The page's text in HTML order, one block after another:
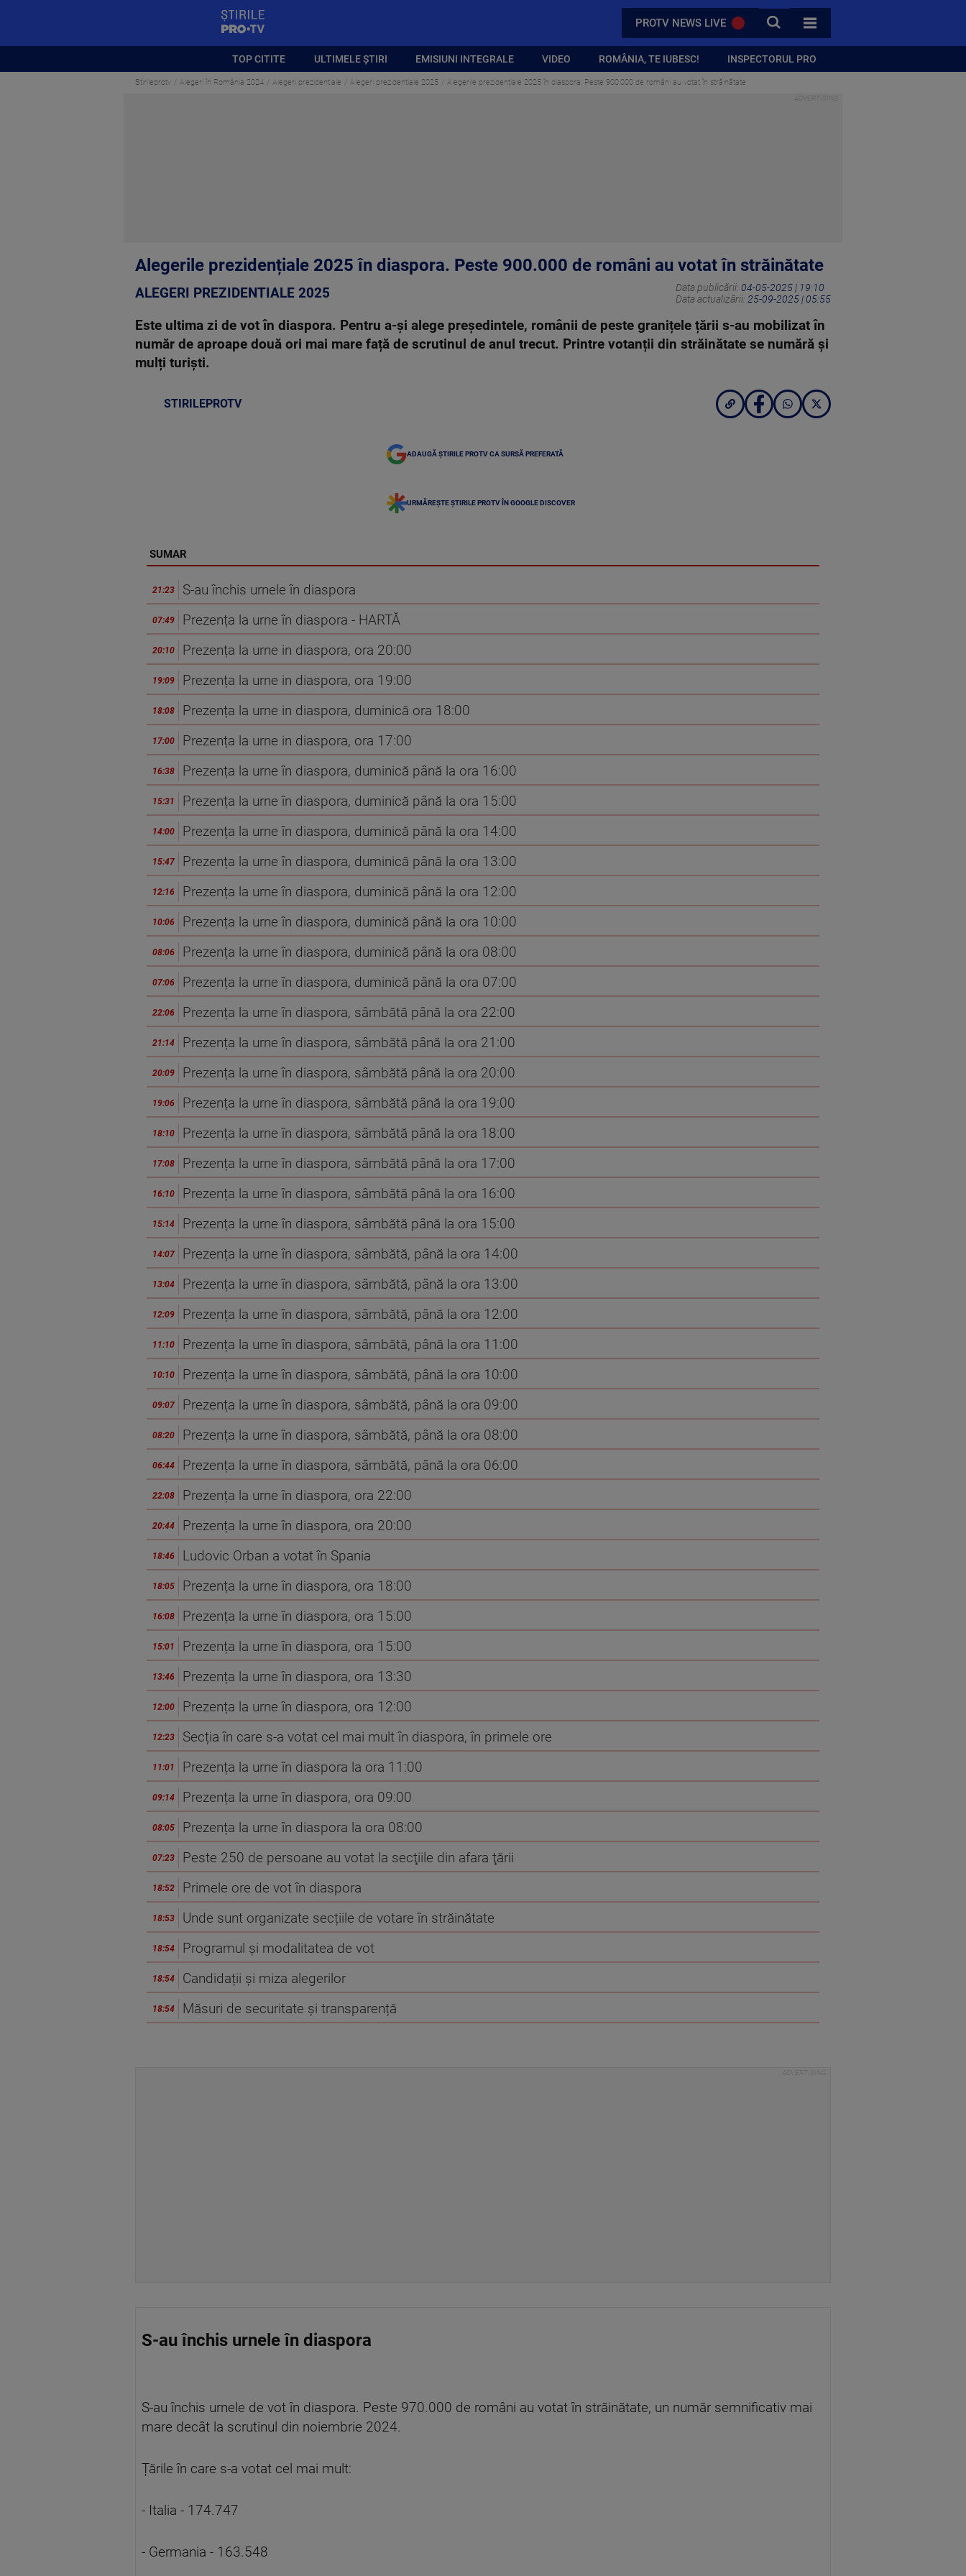
PROTV NEWS LIVE CAUTA
TOATE CATEGORIILE
TOP CITITE ULTIMELE ȘTIRI EMISIUNI INTEGRALE VIDEO ROMÂNIA, TE IUBESC! INSPECTORUL PRO
Stirileprotv Alegeri în România 2024 Alegeri prezidentiale Alegeri prezidentiale 2025 Alegerile prezidențiale 2025 în diaspora. Peste 900.000 de români au votat în străinătate
Alegerile prezidențiale 2025 în diaspora. Peste 900.000 de români au votat în străinătate
ALEGERI PREZIDENTIALE 2025 Data publicării: 04-05-2025 | 19:10
Data actualizării: 25-09-2025 | 05:55
Este ultima zi de vot în diaspora. Pentru a-și alege președintele, românii de peste granițele țării s-au mobilizat în
număr de aproape două ori mai mare față de scrutinul de anul trecut. Printre votanții din străinătate se numără și
mulți turiști.
STIRILEPROTV
ADAUGĂ ȘTIRILE PROTV CA SURSĂ PREFERATĂ
URMĂREȘTE ȘTIRILE PROTV ÎN GOOGLE DISCOVER
S-au închis urnele în diaspora
S-au închis urnele de vot în diaspora. Peste 970.000 de români au votat în străinătate, un număr semnificativ mai
mare decât la scrutinul din noiembrie 2024.
Țările în care s-a votat cel mai mult:
- Italia - 174.747
- Germania - 163.548
SUMAR
21:23 S-au închis urnele în diaspora
07:49 Prezența la urne în diaspora - HARTĂ
20:10 Prezența la urne in diaspora, ora 20:00
19:09 Prezența la urne in diaspora, ora 19:00
18:08 Prezența la urne in diaspora, duminică ora 18:00
17:00 Prezența la urne in diaspora, ora 17:00
16:38 Prezența la urne în diaspora, duminică până la ora 16:00
15:31 Prezența la urne în diaspora, duminică până la ora 15:00
14:00 Prezența la urne în diaspora, duminică până la ora 14:00
15:47 Prezența la urne în diaspora, duminică până la ora 13:00
12:16 Prezența la urne în diaspora, duminică până la ora 12:00
10:06 Prezența la urne în diaspora, duminică până la ora 10:00
08:06 Prezența la urne în diaspora, duminică până la ora 08:00
07:06 Prezența la urne în diaspora, duminică până la ora 07:00
22:06 Prezența la urne în diaspora, sâmbătă până la ora 22:00
21:14 Prezența la urne în diaspora, sâmbătă până la ora 21:00
20:09 Prezența la urne în diaspora, sâmbătă până la ora 20:00
19:06 Prezența la urne în diaspora, sâmbătă până la ora 19:00
18:10 Prezența la urne în diaspora, sâmbătă până la ora 18:00
17:08 Prezența la urne în diaspora, sâmbătă până la ora 17:00
16:10 Prezența la urne în diaspora, sâmbătă până la ora 16:00
15:14 Prezența la urne în diaspora, sâmbătă până la ora 15:00
14:07 Prezența la urne în diaspora, sâmbătă, până la ora 14:00
13:04 Prezența la urne în diaspora, sâmbătă, până la ora 13:00
12:09 Prezența la urne în diaspora, sâmbătă, până la ora 12:00
11:10 Prezența la urne în diaspora, sâmbătă, până la ora 11:00
10:10 Prezența la urne în diaspora, sâmbătă, până la ora 10:00
09:07 Prezența la urne în diaspora, sâmbătă, până la ora 09:00
08:20 Prezența la urne în diaspora, sâmbătă, până la ora 08:00
06:44 Prezența la urne în diaspora, sâmbătă, până la ora 06:00
22:08 Prezența la urne în diaspora, ora 22:00
20:44 Prezența la urne în diaspora, ora 20:00
18:46 Ludovic Orban a votat în Spania
18:05 Prezența la urne în diaspora, ora 18:00
16:08 Prezența la urne în diaspora, ora 15:00
15:01 Prezența la urne în diaspora, ora 15:00
13:46 Prezența la urne în diaspora, ora 13:30
12:00 Prezența la urne în diaspora, ora 12:00
12:23 Secția în care s-a votat cel mai mult în diaspora, în primele ore
11:01 Prezența la urne în diaspora la ora 11:00
09:14 Prezența la urne în diaspora, ora 09:00
08:05 Prezența la urne în diaspora la ora 08:00
07:23 Peste 250 de persoane au votat la secţiile din afara ţării
18:52 Primele ore de vot în diaspora
18:53 Unde sunt organizate secțiile de votare în străinătate
18:54 Programul și modalitatea de vot
18:54 Candidații și miza alegerilor
18:54 Măsuri de securitate și transparență